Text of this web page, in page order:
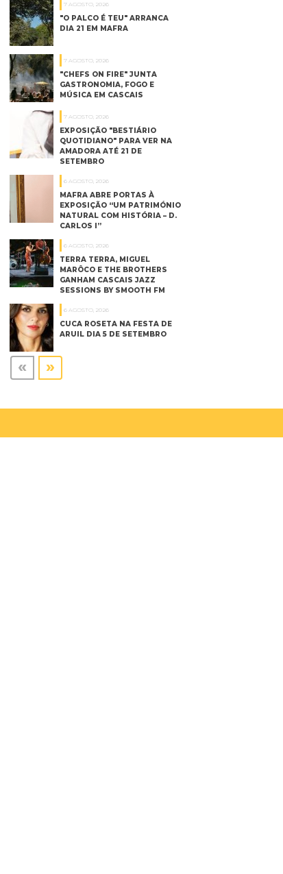
7 AGOSTO, 2026
"O PALCO É TEU" ARRANCA
DIA 21 EM MAFRA
7 AGOSTO, 2026
"CHEFS ON FIRE" JUNTA
GASTRONOMIA, FOGO E
MÚSICA EM CASCAIS
7 AGOSTO, 2026
EXPOSIÇÃO "BESTIÁRIO
QUOTIDIANO" PARA VER NA
AMADORA ATÉ 21 DE
SETEMBRO
6 AGOSTO, 2026
MAFRA ABRE PORTAS À
EXPOSIÇÃO “UM PATRIMÓNIO
NATURAL COM HISTÓRIA – D.
CARLOS I”
6 AGOSTO, 2026
TERRA TERRA, MIGUEL
MARÔCO E THE BROTHERS
GANHAM CASCAIS JAZZ
SESSIONS BY SMOOTH FM
6 AGOSTO, 2026
CUCA ROSETA NA FESTA DE
ARUIL DIA 5 DE SETEMBRO
« »